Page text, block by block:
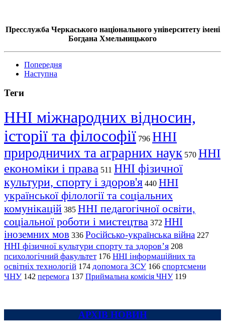
Пресслужба Черкаського національного університету імені
Богдана Хмельницького
Попередня
Наступна
Теги
ННІ міжнародних відносин,
історії та філософії 796 ННІ
природничих та аграрних наук 570 ННІ
економіки і права 511 ННІ фізичної
культури, спорту і здоров'я 440 ННІ
української філології та соціальних
комунікацій 385 ННІ педагогічної освіти,
соціальної роботи і мистецтва 372 ННІ
іноземних мов 336 Російсько-українська війна 227
ННІ фізичної культури спорту та здоров’я 208
психологічний факультет 176 ННІ інформаційних та
освітніх технологій 174 допомога ЗСУ 166 спортсмени
ЧНУ 142 перемога 137 Приймальна комісія ЧНУ 119
АРХІВ НОВИН